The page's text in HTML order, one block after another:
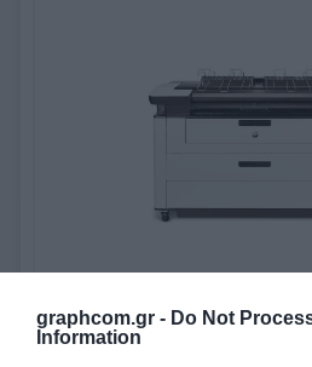
graphcom.gr - Do Not
Information
HP PageWide XL Pro 5200 MFP